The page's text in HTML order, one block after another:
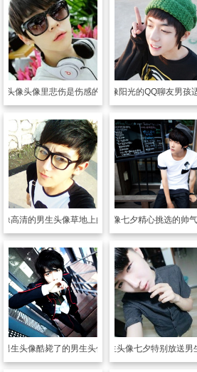
头像头像里悲伤是伤感的前提
男生头像阳光的QQ聊友男孩
像高清的男生头像草地上的那抹绿
男生头像七夕精心挑选的帅
男生头像酷毙了的男生头像 男生头像七夕特别放送男男